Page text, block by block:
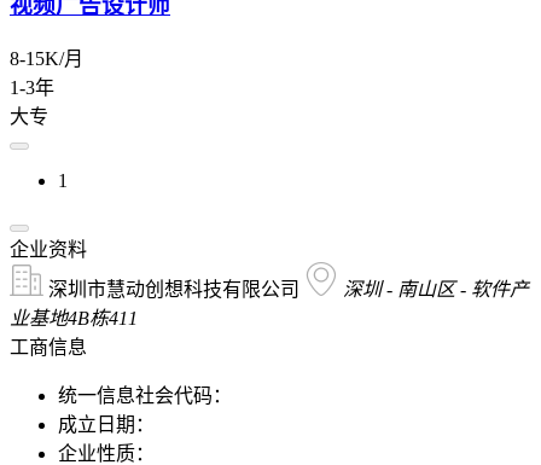
视频广告设计师
8-15K/月
1-3年
大专
1
企业资料
深圳市慧动创想科技有限公司
深圳 - 南山区 - 软件产
业基地4B栋411
工商信息
统一信息社会代码：
成立日期：
企业性质：